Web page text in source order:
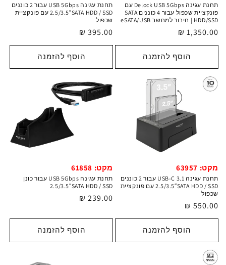
תחנת עגינה Delock USB 5Gbps עם
פונקציית שכפול עבור 4 כוננים SATA
HDD/SSD | חיבור למחשב eSATA/USB
מחיר
רגיל
1,350.00 ₪
הוסף להזמנה
תחנת עגינה USB 5Gbps עבור 2 כוננים
2.5/3.5″SATA HDD / SSD עם פונקציית
שכפול
מחיר
רגיל
395.00 ₪
הוסף להזמנה
מקט: 63957
תחנת עגינה USB-C 3.1 עבור 2 כוננים
2.5/3.5″SATA HDD / SSD עם פונקציית
שכפול
מחיר
רגיל
550.00 ₪
הוסף להזמנה
מקט: 61858
תחנת עגינה USB 5Gbps עבור כונן
2.5/3.5″SATA HDD / SSD
מחיר
239.00 ₪
הוסף להזמנה